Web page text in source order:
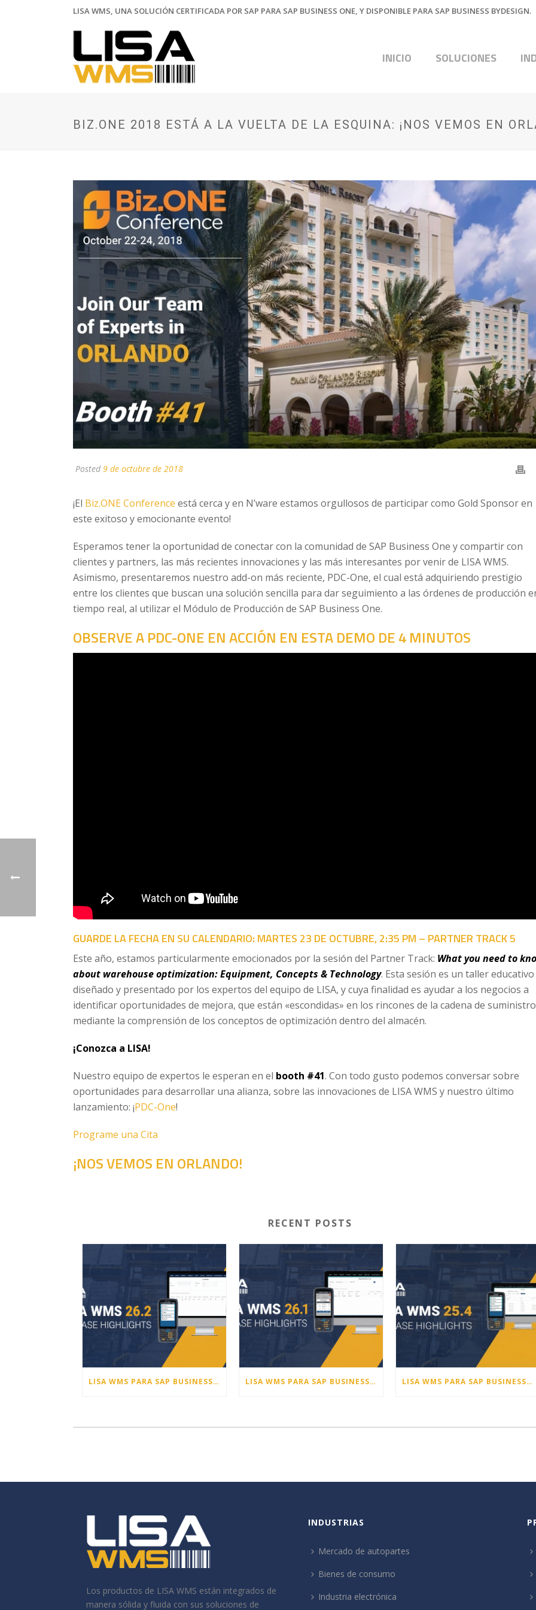
LISA WMS, UNA SOLUCIÓN CERTIFICADA POR SAP PARA SAP BUSINESS ONE, Y DISPONIBLE PARA SAP BUSINESS BYDESIGN.
INICIO SOLUCIONES
BIZ.ONE 2018 ESTÁ A LA VUELTA DE LA ESQUINA: ¡NOS VEMOS EN
Posted 9 de octubre de 2018
¡El Biz.ONE Conference está cerca y en N’ware estamos orgullosos de participar como Gold Sponsor en
este exitoso y emocionante evento!
Esperamos tener la oportunidad de conectar con la comunidad de SAP Business One y compartir con
clientes y partners, las más recientes innovaciones y las más interesantes por venir de LISA WMS.
Asimismo, presentaremos nuestro add-on más reciente, PDC-One, el cual está adquiriendo prestigio
entre los clientes que buscan una solución sencilla para dar seguimiento a las órdenes de producción
tiempo real, al utilizar el Módulo de Producción de SAP Business One.
OBSERVE A PDC-ONE EN ACCIÓN EN ESTA DEMO DE 4 MINUTOS
GUARDE LA FECHA EN SU CALENDARIO: MARTES 23 DE OCTUBRE, 2:35 PM – PARTNER TRACK 5
Este año, estamos particularmente emocionados por la sesión del Partner Track: What you need to
about warehouse optimization: Equipment, Concepts & Technology. Esta sesión es un taller educativo
diseñado y presentado por los expertos del equipo de LISA, y cuya finalidad es ayudar a los negocios a
identificar oportunidades de mejora, que están «escondidas» en los rincones de la cadena de
mediante la comprensión de los conceptos de optimización dentro del almacén.
¡Conozca a LISA!
Nuestro equipo de expertos le esperan en el booth #41. Con todo gusto podemos conversar sobre
oportunidades para desarrollar una alianza, sobre las innovaciones de LISA WMS y nuestro último
lanzamiento: ¡PDC-One!
Programe una Cita
¡NOS VEMOS EN ORLANDO!
RECENT POSTS
LISA WMS PARA SAP BUSINESS ONE – NOVEDADES DE LA VERSIÓN 26.2 LISA WMS PARA SAP BUSINESS ONE – NOVEDADES DE LA VERSIÓN 26.1 LISA WMS PARA SAP BUSINESS ONE – NOVEDADES DE LA VERSIÓN 25.4
Los productos de LISA WMS están integrados de
manera sólida y fluida con sus soluciones de
INDUSTRIAS
Mercado de autopartes
Bienes de consumo
Industria electrónica